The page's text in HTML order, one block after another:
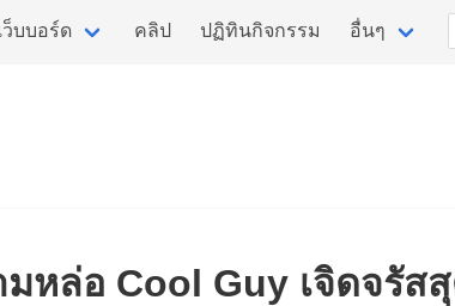
ว็บบอร์ด คลิป ปฏิทินกิจกรรม อื่นๆ
หล่อ Cool Guy เจิดจรัส